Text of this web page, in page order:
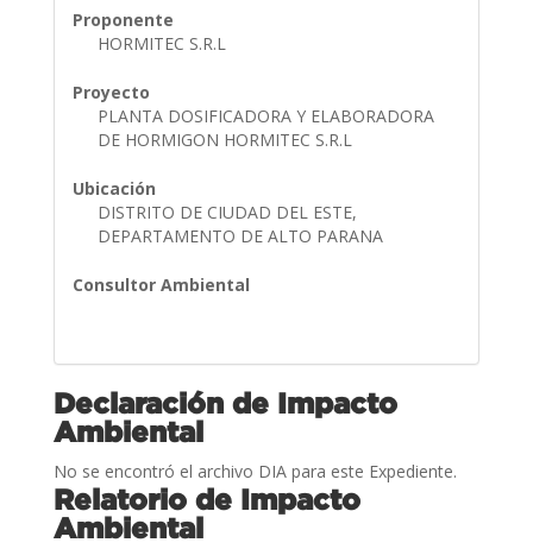
Proponente
HORMITEC S.R.L
Proyecto
PLANTA DOSIFICADORA Y ELABORADORA
DE HORMIGON HORMITEC S.R.L
Ubicación
DISTRITO DE CIUDAD DEL ESTE,
DEPARTAMENTO DE ALTO PARANA
Consultor Ambiental
Declaración de Impacto
Ambiental
No se encontró el archivo DIA para este Expediente.
Relatorio de Impacto
Ambiental